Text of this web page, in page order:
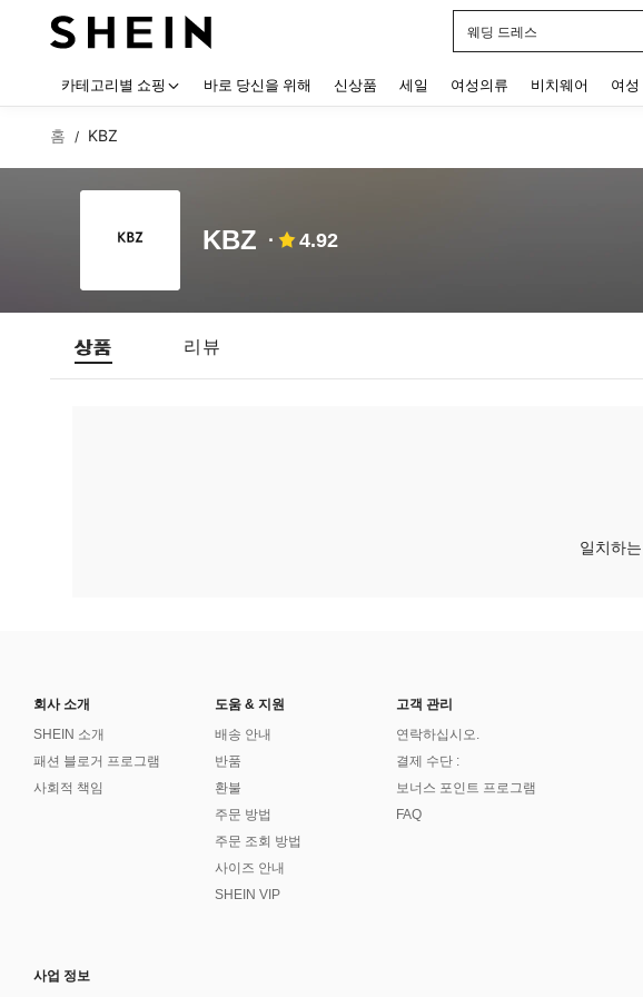
웨딩 드레스
카테고리별 쇼핑 바로 당신을 위해 신상품 세일 여성의류 비치웨어 여성
홈 / KBZ
KBZ 4.92
상품 리뷰
일치하
회사 소개
SHEIN 소개
패션 블로거 프로그램
사회적 책임
도움 & 지원
배송 안내
반품
환불
주문 방법
주문 조회 방법
사이즈 안내
SHEIN VIP
고객 관리
연락하십시오.
결제 수단 :
보너스 포인트 프로그램
FAQ
사업 정보